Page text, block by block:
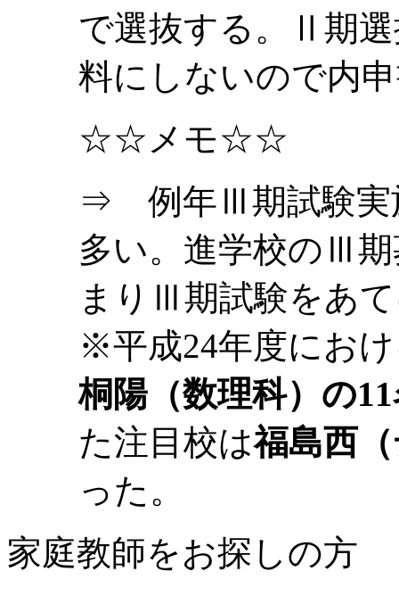
で選抜する。
Ⅱ期
料にしないので内
☆☆メモ☆☆
⇒ 例年Ⅲ期試験実
多い。 進学校のⅢ期
まりⅢ期試験をあ
※平成24年度にお
桐陽（数理科）の
た注目校は福島西
った。
家庭教師をお探しの方